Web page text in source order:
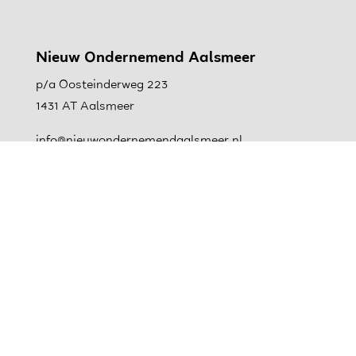
Nieuw Ondernemend Aalsmeer
p/a Oosteinderweg 223
1431 AT Aalsmeer
info@nieuwondernemendaalsmeer.nl